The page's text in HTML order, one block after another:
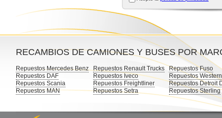
RECAMBIOS DE CAMIONES Y BUSES POR
Repuestos Mercedes Benz
Repuestos DAF
Repuestos Scania
Repuestos MAN
Repuestos Renault Trucks
Repuestos Iveco
Repuestos Freightliner
Repuestos Setra
Repuestos Fuso
Repuestos
Repuestos Detroit
Repuestos Sterling